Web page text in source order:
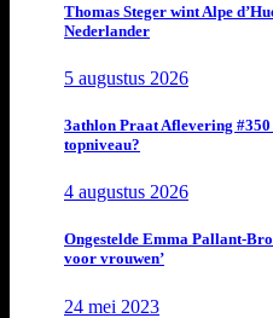
Thomas Steger wint Alpe
Nederlander
5 augustus 2026
3athlon Praat Aflevering
topniveau?
4 augustus 2026
Ongestelde Emma Pallant-
voor vrouwen’
24 mei 2023